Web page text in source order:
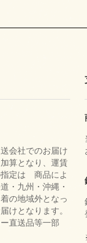
会社でのお届け
算となり、運賃
指定は 商品によ
・九州・沖縄・
の地域外となっ
けとなります。
ー直送品等一部